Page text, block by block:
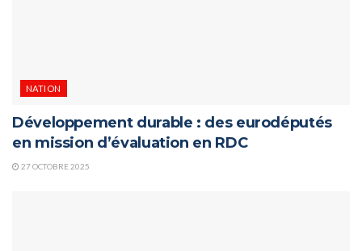
NATION
Développement durable : des eurodéputés
en mission d’évaluation en RDC
27 OCTOBRE 2025